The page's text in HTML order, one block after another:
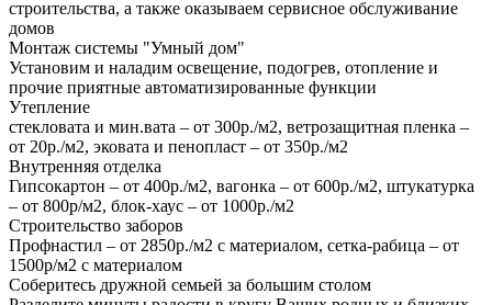
строительства, а также оказываем сервисное обслуживание
домов
Монтаж системы "Умный дом"
Установим и наладим освещение, подогрев, отопление и
прочие приятные автоматизированные функции
Утепление
стекловата и мин.вата – от 300р./м2, ветрозащитная пленка –
от 20р./м2, эковата и пенопласт – от 350р./м2
Внутренняя отделка
Гипсокартон – от 400р./м2, вагонка – от 600р./м2, штукатурка
– от 800р/м2, блок-хаус – от 1000р./м2
Строительство заборов
Профнастил – от 2850р./м2 с материалом, сетка-рабица – от
1500р/м2 с материалом
Соберитесь дружной семьей за большим столом